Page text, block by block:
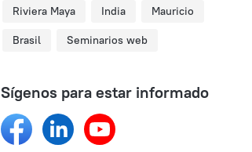
Riviera Maya India Mauricio
Brasil Seminarios web
Sígenos para estar informado